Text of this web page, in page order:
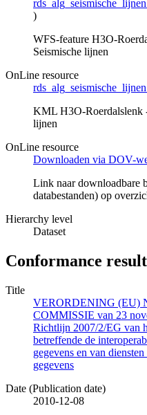
rds_alg_seismische_lijnen
)
WFS-feature H3O-
Seismische lijnen
OnLine resource
rds_alg_seismische_lijnen
KML H3O-Roerdalslenk
lijnen
OnLine resource
Downloaden via DOV-
Link naar downloadbare
databestanden) op
Hierarchy level
Dataset
Conformance result
Title
VERORDENING (EU)
COMMISSIE van 23
Richtlijn 2007/2/EG van
betreffende de
gegevens en van
gegevens
Date (Publication date)
2010-12-08